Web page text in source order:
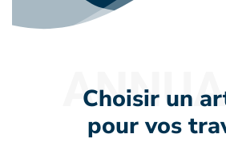
Choisir un
pour vos